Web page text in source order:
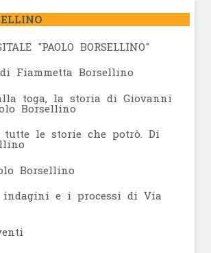
"PAOLO BORSELLINO"
Fiammetta Borsellino
toga, la storia di Giovanni
Borsellino
tutte le storie che potrò. Di
Borsellino
indagini e i processi di Via